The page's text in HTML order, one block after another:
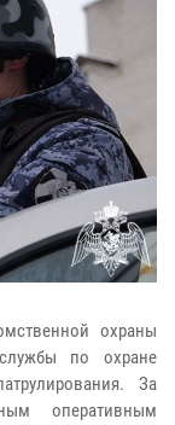
охраны
службы по охране
За
оперативным